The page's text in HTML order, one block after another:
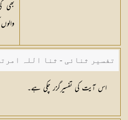
بھی
تفسیر ثنائی - ثنا اللہ
اس آیت کی تفسیرگزر چکی ہے۔